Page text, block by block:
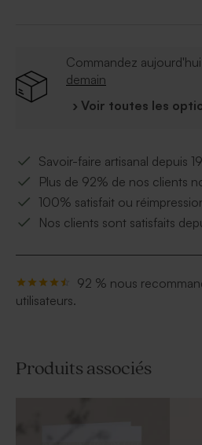
Dragées vendues
Ce contenant à dragées
sachet transparent pour les
attache parisienne blanche
Commandez
demain
› Voir toutes les
Savoir-faire artisanal depuis
Plus de 92% de nos clients
100% satisfait ou
Nos clients sont satisfaits
92 % nous
utilisateurs.
Produits associés